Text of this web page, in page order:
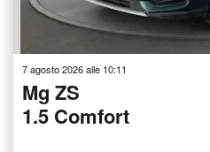
7 agosto 2026 alle 10:11
Mg ZS
1.5 Comfort